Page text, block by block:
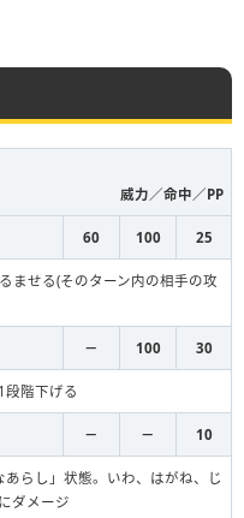
威力／命中／PP
60 100 25
ませる(そのターン内の相手の攻
－ 100 30
段階下げる
－ － 10
らし」状態。いわ、はがね、じ
ダメージ